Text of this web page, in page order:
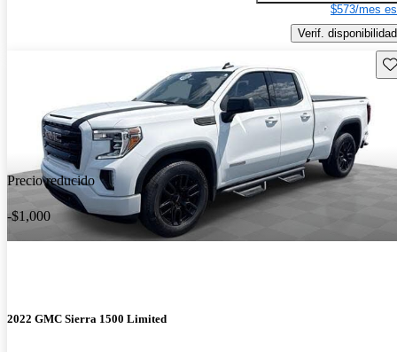
$573/mes
Verif. disponibilidad
Precio reducido
-$1,000
2022 GMC Sierra 1500 Limited